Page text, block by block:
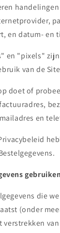
handelingen
en datum- en
en "pixels"
van de
doet of
en
gebruiken
die
(onder
verstrekken